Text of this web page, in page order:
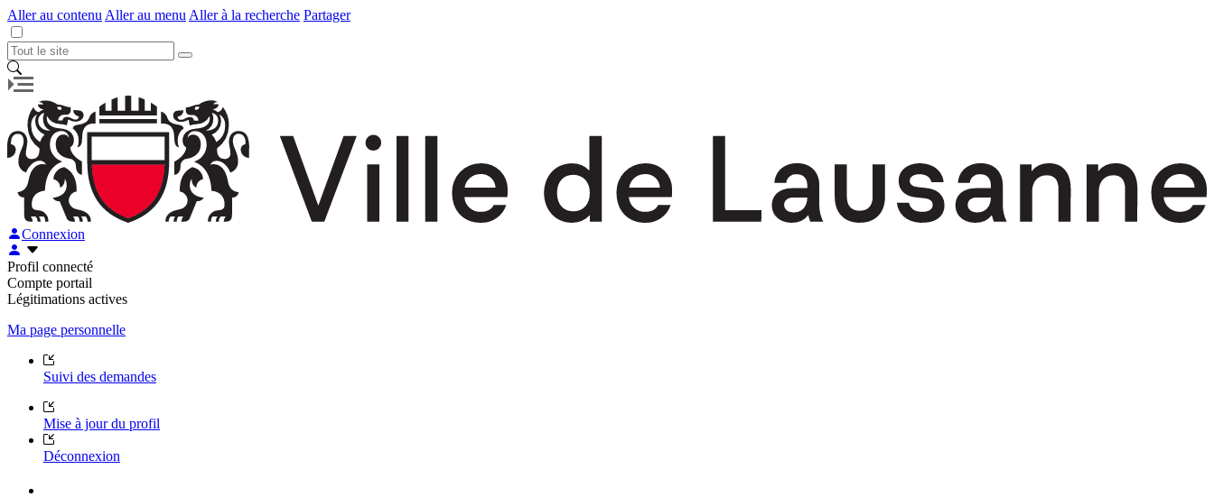
Aller au contenu Aller au menu Aller à la recherche Partager
Connexion
Profil connecté
Compte portail
Légitimations actives
Ma page personnelle
Suivi des demandes
Mise à jour du profil
Déconnexion